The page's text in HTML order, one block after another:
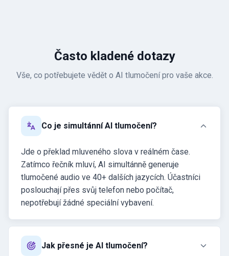
Často kladené dotazy
Vše, co potřebujete vědět o AI tlumočení pro vaše akce.
Co je simultánní AI tlumočení?
Jde o překlad mluveného slova v reálném čase.
Zatímco řečník mluví, AI simultánně generuje
tlumočené audio ve 40+ dalších jazycích. Účastníci
poslouchají přes svůj telefon nebo počítač,
nepotřebují žádné speciální vybavení.
Jak přesné je AI tlumočení?